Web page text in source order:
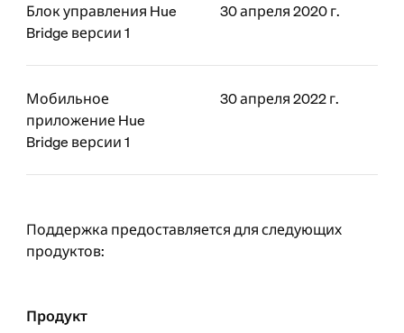
Блок управления Hue
Bridge версии 1
30 апреля 2020 г.
Мобильное
приложение Hue
Bridge версии 1
30 апреля 2022 г.
Поддержка предоставляется для следующих
продуктов:
Продукт